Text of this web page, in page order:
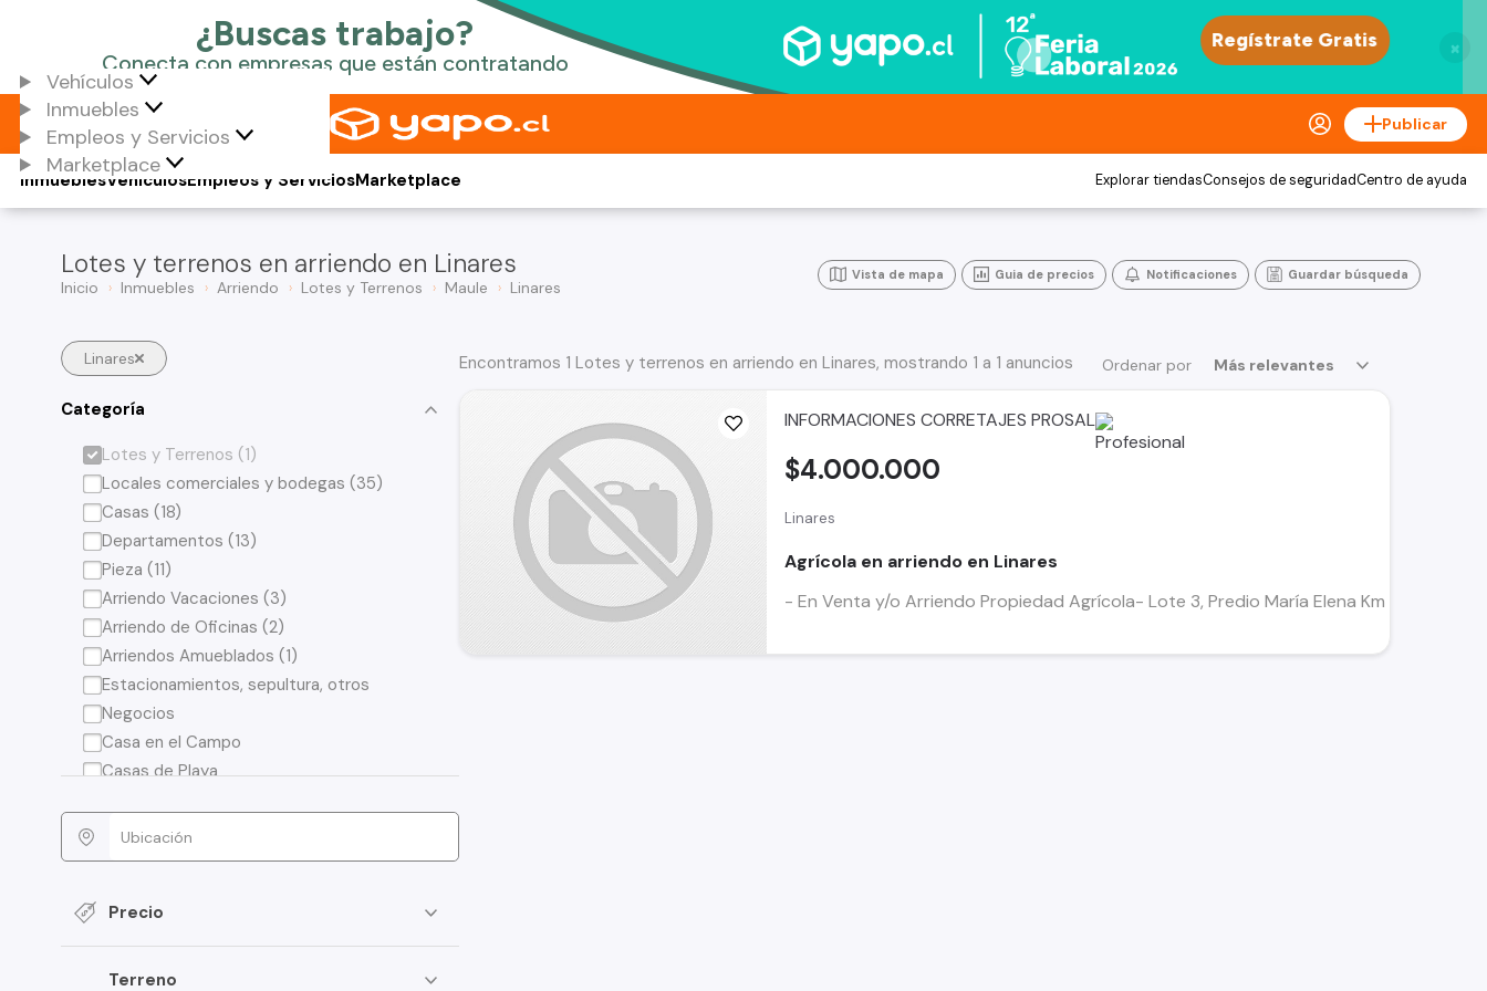
×
Vehículos
Inmuebles
Empleos y Servicios
Marketplace
Publicar
Vehículos
Inmuebles Empleos y ServiciosMarketplace Explorar tiendasConsejos de seguridadCentro de ayuda
Lotes y terrenos en arriendo en Linares
Inicio Inmuebles Arriendo Lotes y Terrenos Maule Linares
Vista de mapa Guia de precios Notificaciones Guardar búsqueda
Linares
Categoría
Lotes y Terrenos (1)
Locales comerciales y bodegas (35)
Casas (18)
Departamentos (13)
Pieza (11)
Arriendo Vacaciones (3)
Arriendo de Oficinas (2)
Arriendos Amueblados (1)
Estacionamientos, sepultura, otros
Negocios
Casa en el Campo
Casas de Playa
Precio
Terreno
Ordenar por Más relevantes
Encontramos 1 Lotes y terrenos en arriendo en Linares, mostrando 1 a 1 anuncios
INFORMACIONES CORRETAJES PROSAL
Linares
Agrícola en arriendo en Linares
- En Venta y/o Arriendo Propiedad Agrícola- Lote 3, Predio María Elena Km 297.
$4.000.000